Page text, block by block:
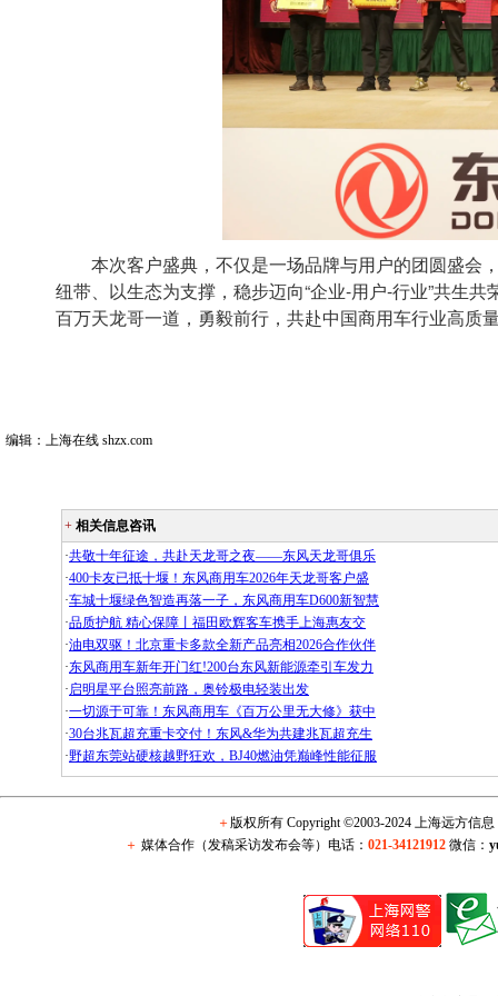
本次客户盛典，不仅是一场品牌与用户的团圆盛会
纽带、以生态为支撑，稳步迈向“企业-用户-行业”共生
百万天龙哥一道，勇毅前行，共赴中国商用车行业高质
编辑：上海在线 shzx.com
+ 相关信息咨讯
·共敬十年征途，共赴天龙哥之夜——东风天龙哥俱乐
·400卡友已抵十堰！东风商用车2026年天龙哥客户盛
·车城十堰绿色智造再落一子，东风商用车D600新智慧
·品质护航 精心保障丨福田欧辉客车携手上海惠友交
·油电双驱！北京重卡多款全新产品亮相2026合作伙伴
·东风商用车新年开门红!200台东风新能源牵引车发力
·启明星平台照亮前路，奥铃极电轻装出发
·一切源于可靠！东风商用车《百万公里无大修》获中
·30台兆瓦超充重卡交付！东风&华为共建兆瓦超充生
·野超东莞站硬核越野狂欢，BJ40燃油凭巅峰性能征服
＋版权所有 Copyright ©2003-2024 上海远方信
＋ 媒体合作（发稿采访发布会等）电话：021-34121912 微信：